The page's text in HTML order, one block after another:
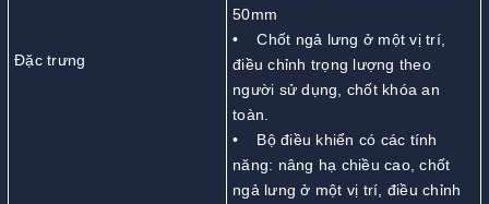
Đặc trưng
50mm
• Chốt ngả lưng ở một vị trí,
điều chỉnh trọng lượng theo
người sử dụng, chốt khóa an
toàn.
• Bộ điều khiển có các tính
năng: nâng hạ chiều cao, chốt
ngả lưng ở một vị trí, điều chỉnh